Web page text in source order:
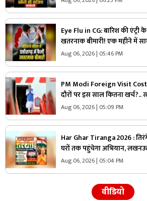
Eye Flu in CG: बारिश की
खतरनाक बीमारी! एक महीने में
मामले, डॉक्टरों ने लोगों को दी ये
Aug 06, 2026 | 05:46 PM
PM Modi Foreign Visit Cost:
दौरों पर इस साल कितना खर्च?..
यात्रा पर सबसे ज्यादा खर्च, देखें आप
Aug 06, 2026 | 05:09 PM
Har Ghar Tiranga 2026 :
घरों तक पहुंचेगा अभियान,
कॉन्सर्ट
Aug 06, 2026 | 05:04 PM
वीडियो